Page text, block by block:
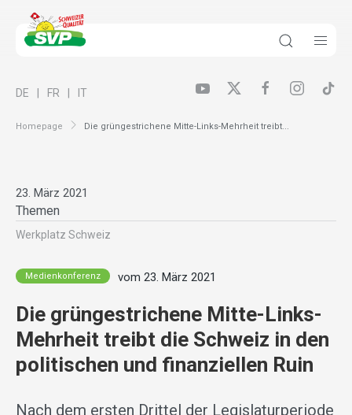
Homepage Die grüngestrichene Mitte-Links-Mehrheit treibt...
DE FR IT
23. März 2021
Themen
Werkplatz Schweiz
Medienkonferenz vom 23. März 2021
Die grüngestrichene Mitte-Links-
Mehrheit treibt die Schweiz in den
politischen und finanziellen Ruin
Nach dem ersten Drittel der Legislaturperiode